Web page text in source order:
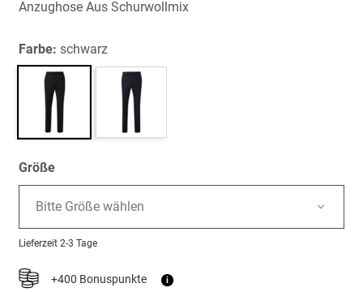
springen
Anzughose Aus Schurwollmix
Farbe: schwarz
Größe
Bitte Größe wählen
Lieferzeit 2-3 Tage
+400 Bonuspunkte i